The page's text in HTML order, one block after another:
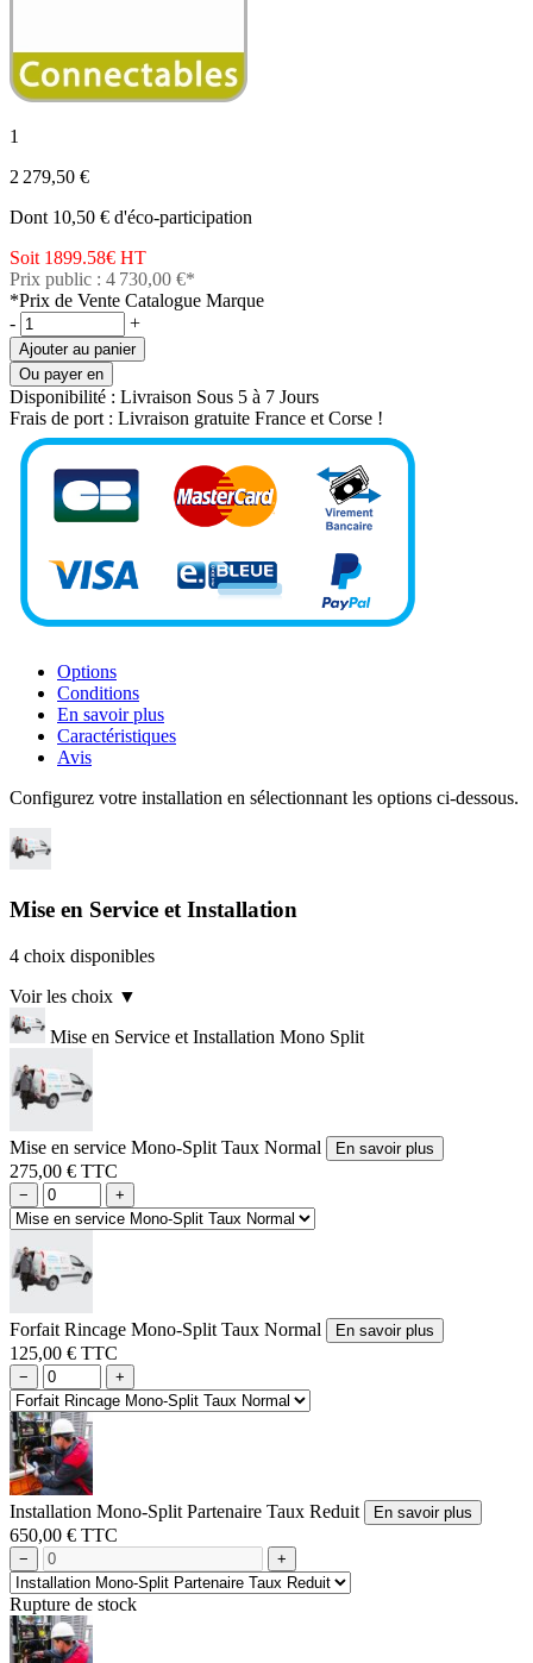
1
2 279,50 €
Dont 10,50 € d'éco-participation
Soit 1899.58€ HT
Prix public : 4 730,00 €*
*Prix de Vente Catalogue Marque
-
+
Ajouter au panier
Ou payer en
Disponibilité : Livraison Sous 5 à 7 Jours
Frais de port : Livraison gratuite France et Corse !
Options
Conditions
En savoir plus
Caractéristiques
Avis
Configurez votre installation en sélectionnant les options ci-dessous.
Mise en Service et Installation
4 choix disponibles
Voir les choix ▼
Mise en Service et Installation Mono Split
Mise en service Mono-Split Taux Normal En savoir plus
275,00 € TTC
− +
Forfait Rincage Mono-Split Taux Normal En savoir plus
125,00 € TTC
− +
Installation Mono-Split Partenaire Taux Reduit En savoir plus
650,00 € TTC
− +
Rupture de stock